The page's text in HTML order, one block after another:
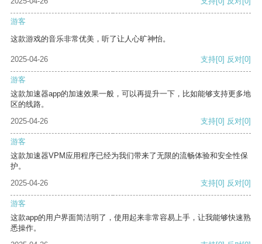
游客
这款游戏的音乐非常优美，听了让人心旷神怡。
2025-04-26 支持[0] 反对[0]
游客
这款加速器app的加速效果一般，可以再提升一下，比如能够支持更多地
区的线路。
2025-04-26
支持[0] 反对[0]
游客
这款加速器VPM应用程序已经为我们带来了无限的流畅体验和安全性保
护。
2025-04-26
支持[0] 反对[0]
游客
这款app的用户界面简洁明了，使用起来非常容易上手，让我能够快速熟
悉操作。